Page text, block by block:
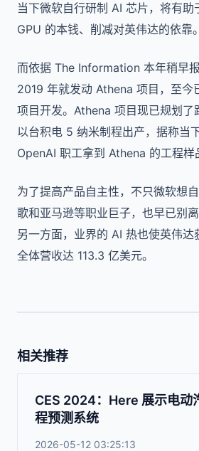
当下微软自行研制 AI 芯片，将有助
GPU 的本钱、削减对英伟达的依靠。
而依据 The Information 本年稍早
2019 年就发动 Athena 项目，至今
项目开发。Athena 项目现已规划了
以台积电 5 纳米制程出产，据称当
OpenAI 职工拿到 Athena 的工程样
为了提高产品自主性，不只微软想
歌和亚马逊等职业巨子，也早已别
另一方面，业界的 AI 热也使英伟达
全体营收达 113.3 亿美元。
相关推荐
CES 2024：Here 展示电动
程预测系统
2026-05-12 03:25:13